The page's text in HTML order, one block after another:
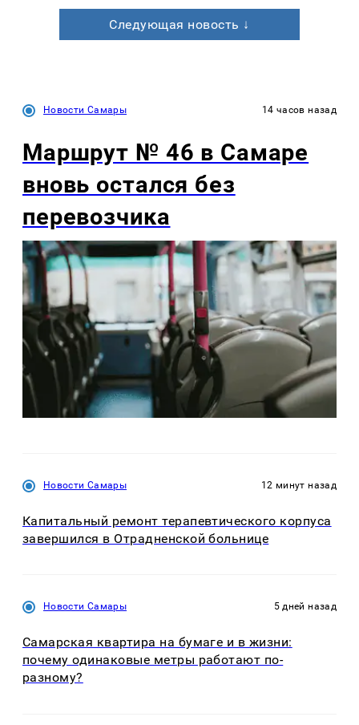
Следующая новость ↓
Новости Самары 14 часов назад
Маршрут № 46 в Самаре
вновь остался без
перевозчика
Новости Самары 12 минут назад
Капитальный ремонт терапевтического корпуса
завершился в Отрадненской больнице
Новости Самары 5 дней назад
Самарская квартира на бумаге и в жизни:
почему одинаковые метры работают по-
разному?